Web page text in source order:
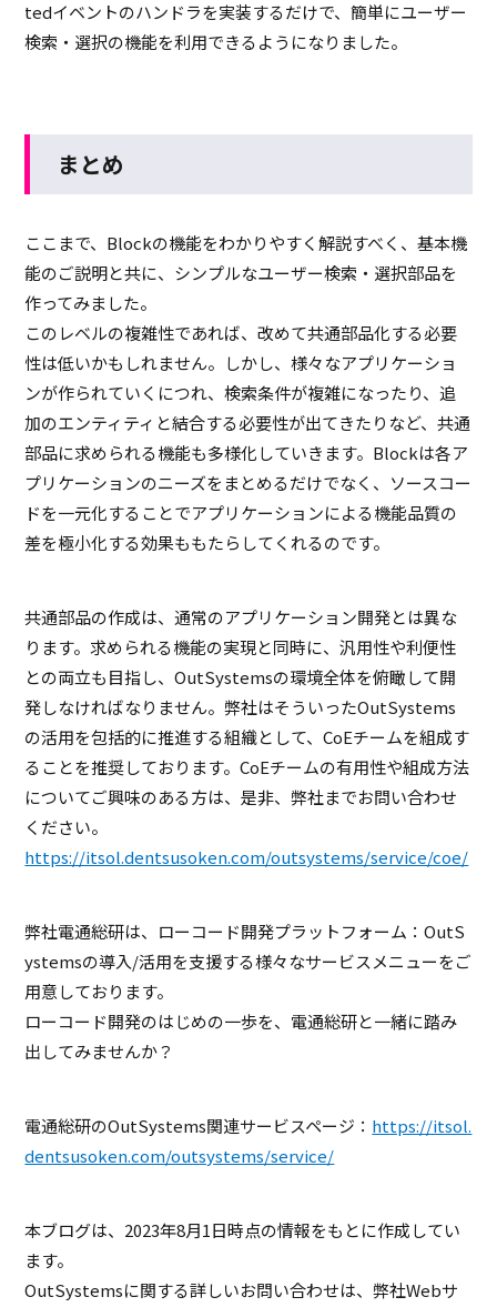
tedイベントのハンドラを実装するだけで、簡単にユーザー
検索・選択の機能を利用できるようになりました。
まとめ
ここまで、Blockの機能をわかりやすく解説すべく、基本機
能のご説明と共に、シンプルなユーザー検索・選択部品を
作ってみました。
このレベルの複雑性であれば、改めて共通部品化する必要
性は低いかもしれません。しかし、様々なアプリケーショ
ンが作られていくにつれ、検索条件が複雑になったり、追
加のエンティティと結合する必要性が出てきたりなど、共通
部品に求められる機能も多様化していきます。Blockは各ア
プリケーションのニーズをまとめるだけでなく、ソースコー
ドを一元化することでアプリケーションによる機能品質の
差を極小化する効果ももたらしてくれるのです。
共通部品の作成は、通常のアプリケーション開発とは異な
ります。求められる機能の実現と同時に、汎用性や利便性
との両立も目指し、OutSystemsの環境全体を俯瞰して開
発しなければなりません。弊社はそういったOutSystems
の活用を包括的に推進する組織として、CoEチームを組成す
ることを推奨しております。CoEチームの有用性や組成方法
についてご興味のある方は、是非、弊社までお問い合わせ
ください。
https://itsol.dentsusoken.com/outsystems/service/coe/
弊社電通総研は、ローコード開発プラットフォーム：OutS
ystemsの導入/活用を支援する様々なサービスメニューをご
用意しております。
ローコード開発のはじめの一歩を、電通総研と一緒に踏み
出してみませんか？
電通総研のOutSystems関連サービスページ： https://itsol.
dentsusoken.com/outsystems/service/
本ブログは、2023年8月1日時点の情報をもとに作成してい
ます。
OutSystemsに関する詳しいお問い合わせは、弊社Webサ